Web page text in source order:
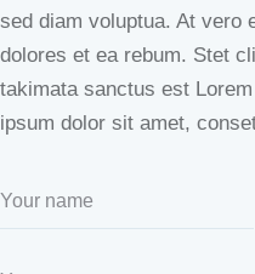
sed diam voluptua. At vero
dolores et ea rebum. Stet
takimata sanctus est
ipsum dolor sit amet,